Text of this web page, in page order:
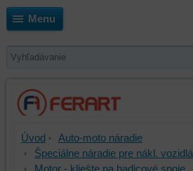
Menu
Úvod
Auto-moto náradie
Špeciálne náradie pre nákl. vozidlá
Motor - kliešte na hadicové spoje